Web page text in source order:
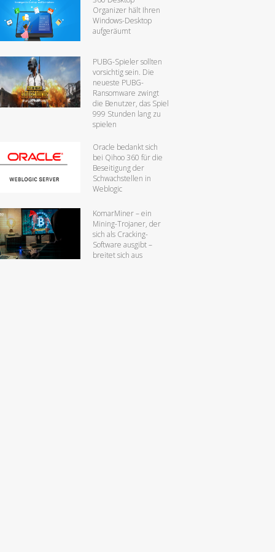
Organizer hält Ihren
Windows-Desktop
aufgeräumt
PUBG-Spieler sollten
vorsichtig sein. Die
neueste PUBG-
Ransomware zwingt
die Benutzer, das Spiel
999 Stunden lang zu
spielen
Oracle bedankt sich
bei Qihoo 360 für die
Beseitigung der
Schwachstellen in
Weblogic
KomarMiner – ein
Mining-Trojaner, der
sich als Cracking-
Software ausgibt –
breitet sich aus